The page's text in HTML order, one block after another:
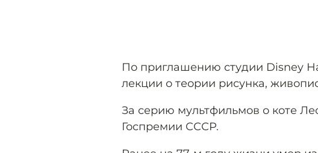
По приглашению студии Disney
лекции о теории рисунка,
За серию мультфильмов о коте
Госпремии СССР.